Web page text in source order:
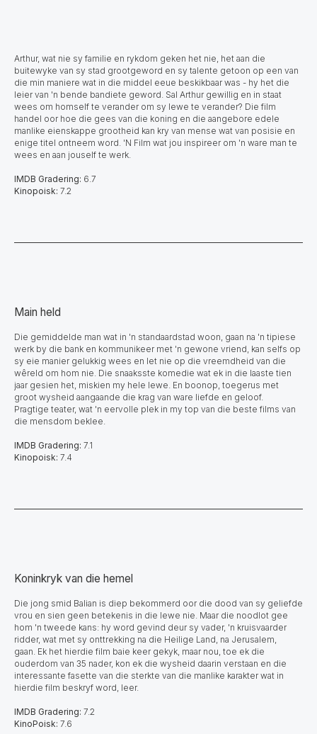
Arthur, wat nie sy familie en rykdom geken het nie, het aan die
buitewyke van sy stad grootgeword en sy talente getoon op een van
die min maniere wat in die middel eeue beskikbaar was - hy het die
leier van 'n bende bandiete geword. Sal Arthur gewillig en in staat
wees om homself te verander om sy lewe te verander? Die film
handel oor hoe die gees van die koning en die aangebore edele
manlike eienskappe grootheid kan kry van mense wat van posisie en
enige titel ontneem word. 'N Film wat jou inspireer om 'n ware man te
wees en aan jouself te werk.
IMDB Gradering: 6.7
Kinopoisk: 7.2
Main held
Die gemiddelde man wat in 'n standaardstad woon, gaan na 'n tipiese
werk by die bank en kommunikeer met 'n gewone vriend, kan selfs op
sy eie manier gelukkig wees en let nie op die vreemdheid van die
wêreld om hom nie. Die snaaksste komedie wat ek in die laaste tien
jaar gesien het, miskien my hele lewe. En boonop, toegerus met
groot wysheid aangaande die krag van ware liefde en geloof.
Pragtige teater, wat 'n eervolle plek in my top van die beste films van
die mensdom beklee.
IMDB Gradering: 7.1
Kinopoisk: 7.4
Koninkryk van die hemel
Die jong smid Balian is diep bekommerd oor die dood van sy geliefde
vrou en sien geen betekenis in die lewe nie. Maar die noodlot gee
hom 'n tweede kans: hy word gevind deur sy vader, 'n kruisvaarder
ridder, wat met sy onttrekking na die Heilige Land, na Jerusalem,
gaan. Ek het hierdie film baie keer gekyk, maar nou, toe ek die
ouderdom van 35 nader, kon ek die wysheid daarin verstaan en die
interessante fasette van die sterkte van die manlike karakter wat in
hierdie film beskryf word, leer.
IMDB Gradering: 7.2
KinoPoisk: 7.6